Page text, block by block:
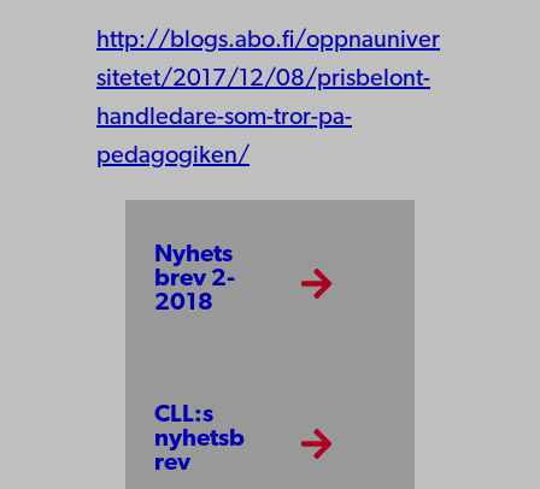
http://blogs.abo.fi/oppnauniver
sitetet/2017/12/08/prisbelont-
handledare-som-tror-pa-
pedagogiken/
Nyhets
brev 2-
2018
CLL:s
nyhetsb
rev